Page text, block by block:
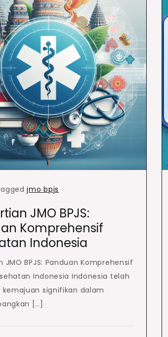
jmo bpjs
JMO BPJS:
Komprehensif
Indonesia
JMO BPJS: Panduan Komprehensif
Indonesia Indonesia telah
signifikan dalam
[…]